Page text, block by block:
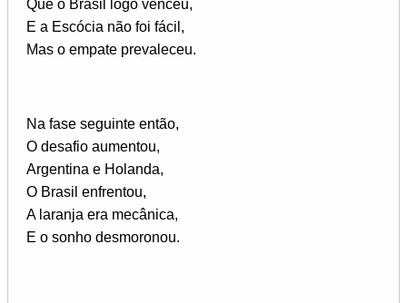
Que o Brasil logo venceu,
E a Escócia não foi fácil,
Mas o empate prevaleceu.
Na fase seguinte então,
O desafio aumentou,
Argentina e Holanda,
O Brasil enfrentou,
A laranja era mecânica,
E o sonho desmoronou.